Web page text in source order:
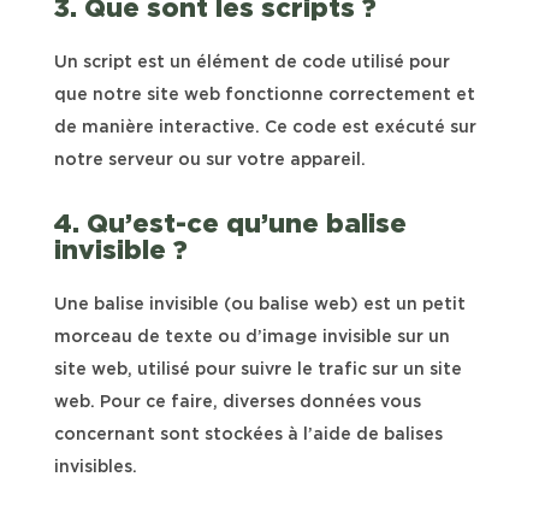
3. Que sont les scripts ?
Un script est un élément de code utilisé pour
que notre site web fonctionne correctement et
de manière interactive. Ce code est exécuté sur
notre serveur ou sur votre appareil.
4. Qu’est-ce qu’une balise
invisible ?
Une balise invisible (ou balise web) est un petit
morceau de texte ou d’image invisible sur un
site web, utilisé pour suivre le trafic sur un site
web. Pour ce faire, diverses données vous
concernant sont stockées à l’aide de balises
invisibles.